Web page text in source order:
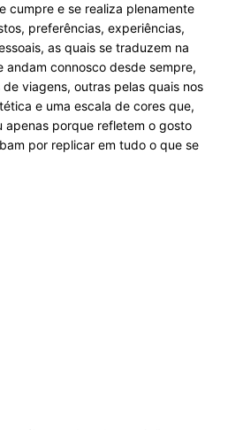
cumpre e se realiza plenamente
preferências, experiências,
as quais se traduzem na
andam connosco desde sempre,
viagens, outras pelas quais nos
e uma escala de cores que,
apenas porque refletem o gosto
por replicar em tudo o que se